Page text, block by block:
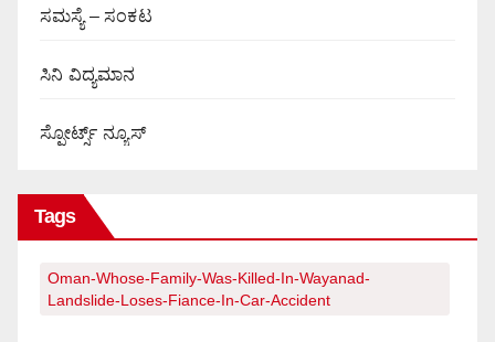
ಸಮಸ್ಯೆ – ಸಂಕಟ
ಸಿನಿ ವಿದ್ಯಮಾನ
ಸ್ಪೋರ್ಟ್ಸ್ ನ್ಯೂಸ್
Tags
Oman-Whose-Family-Was-Killed-In-Wayanad-
Landslide-Loses-Fiance-In-Car-Accident